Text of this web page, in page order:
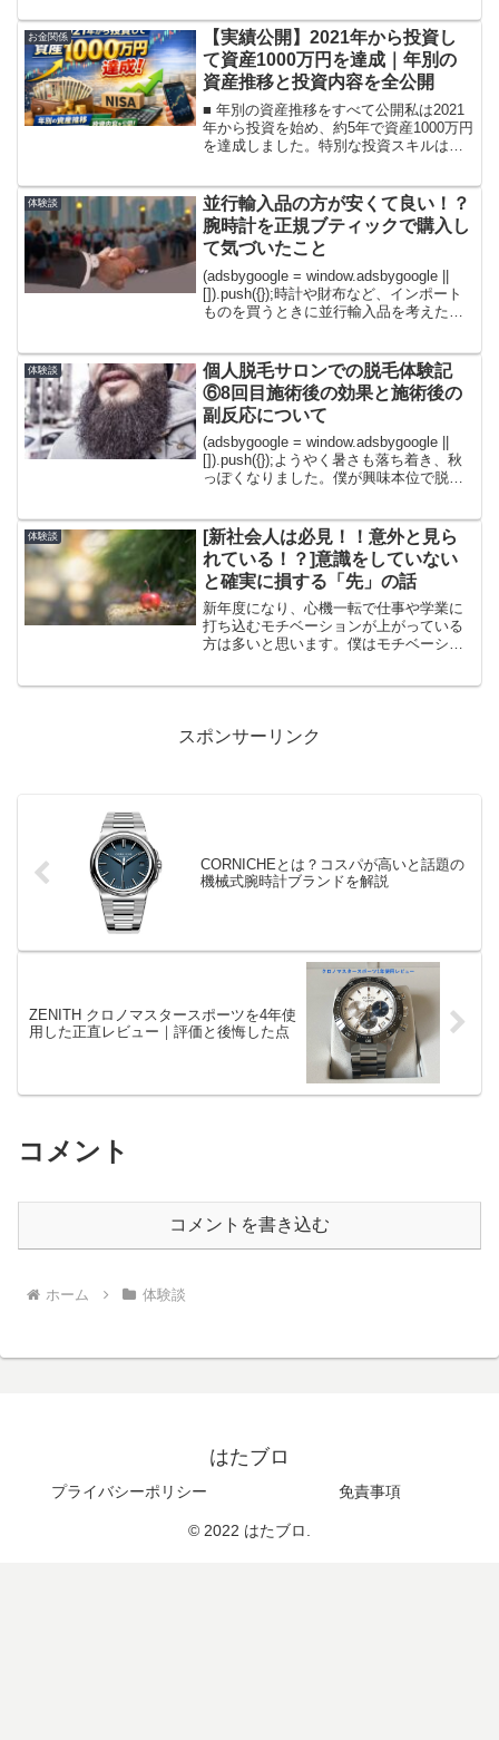
そもそも家事が嫌いな方は多いかと思い
ます。実際にアンケート...
お金関係
【実績公開】2021年から投資し
て資産1000万円を達成｜年別の
資産推移と投資内容を全公開
■ 年別の資産推移をすべて公開私は2021
年から投資を始め、約5年で資産1000万円
を達成しました。特別な投資スキルはな
年別の資産推移と投資内容をすべて公開
します...
体験談
並行輸入品の方が安くて良い！？
腕時計を正規ブティックで購入し
て気づいたこと
(adsbygoogle = window.adsbygoogle ||
[]).push({});時計や財布など、インポート
ものを買うときに並行輸入品を考えたこ
ができ...
体験談
個人脱毛サロンでの脱毛体験記
⑥8回目施術後の効果と施術後の
副反応について
(adsbygoogle = window.adsbygoogle ||
[]).push({});ようやく暑さも落ち着き、秋
っぽくなりました。僕が興味本位で脱毛
み...
体験談
[新社会人は必見！！意外と見ら
れている！？]意識をしていない
と確実に損する「先」の話
新年度になり、心機一転で仕事や学業に
打ち込むモチベーションが上がっている
方は多いと思います。僕はモチベーショ
スポンサーリンク
CORNICHEとは？コスパが高いと話題の
機械式腕時計ブランドを解説
ZENITH クロノマスタースポーツを4年使
用した正直レビュー｜評価と後悔した点
コメント
コメントを書き込む
ホーム 体験談
はたブロ
プライバシーポリシー 免責事項
© 2022 はたブロ.